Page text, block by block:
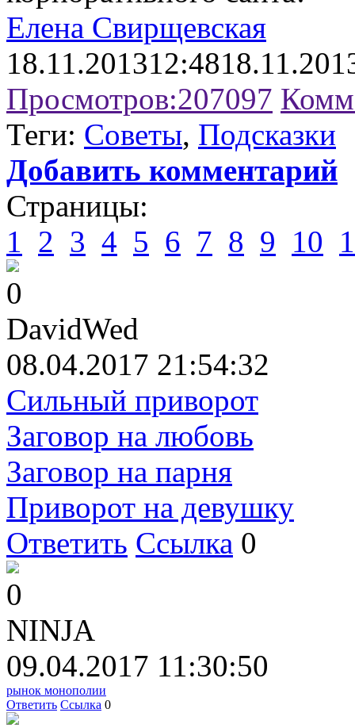
Елена Свирщевская
18.11.201312:48
Просмотров:207097
Теги: Советы, Подсказки
Добавить комментарий
Страницы:
1 2 3 4 5 6 7 8 9 10
0
DavidWed
08.04.2017 21:54:32
Сильный приворот
Заговор на любовь
Заговор на парня
Приворот на девушку
Ответить Ссылка 0
0
NINJA
09.04.2017 11:30:50
рынок монополии
Ответить Ссылка 0